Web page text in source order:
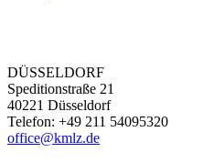
DÜSSELDORF
Speditionstraße 21
40221 Düsseldorf
Telefon: +49 211 54095320
office@kmlz.de